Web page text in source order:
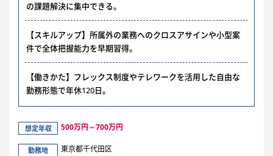
の課題解決に集中できる。
【スキルアップ】所属外の業務へのクロスアサインや小型案
件で全体把握能力を早期習得。
【働きかた】フレックス制度やテレワークを活用した自由な
勤務形態で年休120日。
想定年収 500万円～700万円
勤務地 東京都千代田区